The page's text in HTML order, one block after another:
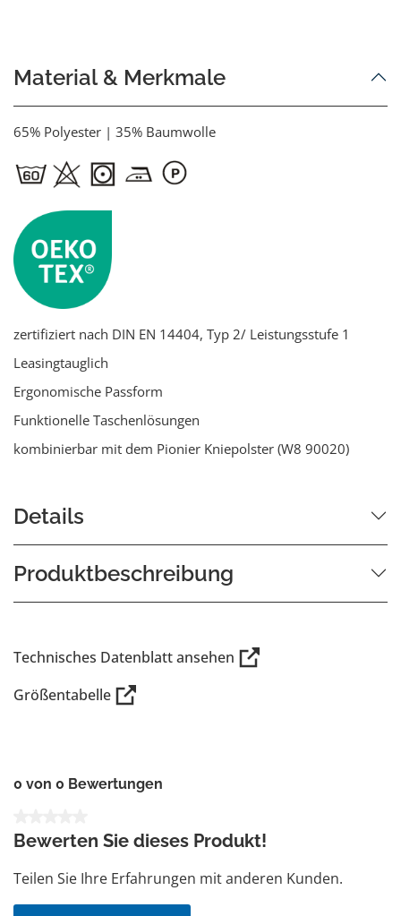
Material & Merkmale
65% Polyester | 35% Baumwolle
zertifiziert nach DIN EN 14404, Typ 2/ Leistungsstufe 1
Leasingtauglich
Ergonomische Passform
Funktionelle Taschenlösungen
kombinierbar mit dem Pionier Kniepolster (W8 90020)
Details
Produktbeschreibung
Technisches Datenblatt ansehen
Größentabelle
0 von 0 Bewertungen
Bewerten Sie dieses Produkt!
Teilen Sie Ihre Erfahrungen mit anderen Kunden.